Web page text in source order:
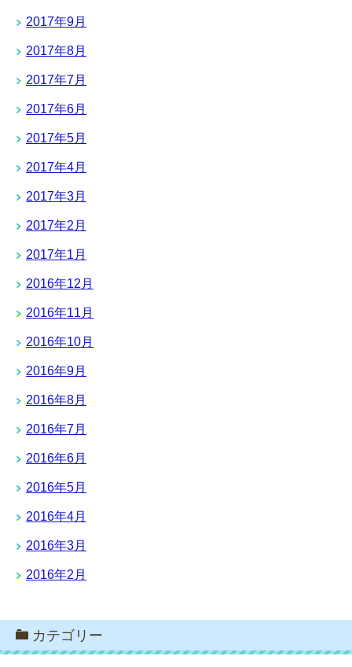
2017年9月
2017年8月
2017年7月
2017年6月
2017年5月
2017年4月
2017年3月
2017年2月
2017年1月
2016年12月
2016年11月
2016年10月
2016年9月
2016年8月
2016年7月
2016年6月
2016年5月
2016年4月
2016年3月
2016年2月
カテゴリー